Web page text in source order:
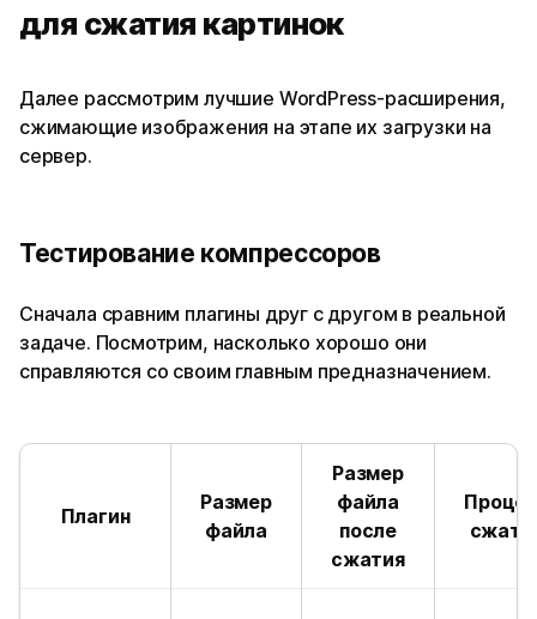
для сжатия картинок
Далее рассмотрим лучшие WordPress-расширения,
сжимающие изображения на этапе их загрузки на
сервер.
Тестирование компрессоров
Сначала сравним плагины друг с другом в реальной
задаче. Посмотрим, насколько хорошо они
справляются со своим главным предназначением.
Плагин
Размер
файла
Размер
файла
после
сжатия